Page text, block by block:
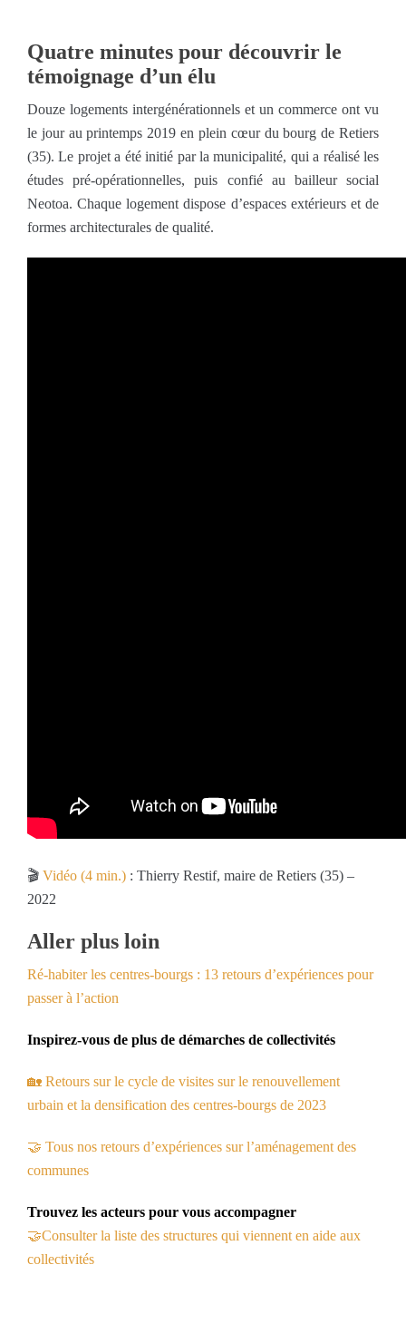
Quatre minutes pour découvrir le
témoignage d’un élu
Douze logements intergénérationnels et un commerce ont vu
le jour au printemps 2019 en plein cœur du bourg de Retiers
(35). Le projet a été initié par la municipalité, qui a réalisé les
études pré-opérationnelles, puis confié au bailleur social
Neotoa. Chaque logement dispose d’espaces extérieurs et de
formes architecturales de qualité.
🎬 Vidéo (4 min.) : Thierry Restif, maire de Retiers (35) –
2022
Aller plus loin
Ré-habiter les centres-bourgs : 13 retours d’expériences pour
passer à l’action
Inspirez-vous de plus de démarches de collectivités
🏡 Retours sur le cycle de visites sur le renouvellement
urbain et la densification des centres-bourgs de 2023
🤝 Tous nos retours d’expériences sur l’aménagement des
communes
Trouvez les acteurs pour vous accompagner
🤝Consulter la liste des structures qui viennent en aide aux
collectivités